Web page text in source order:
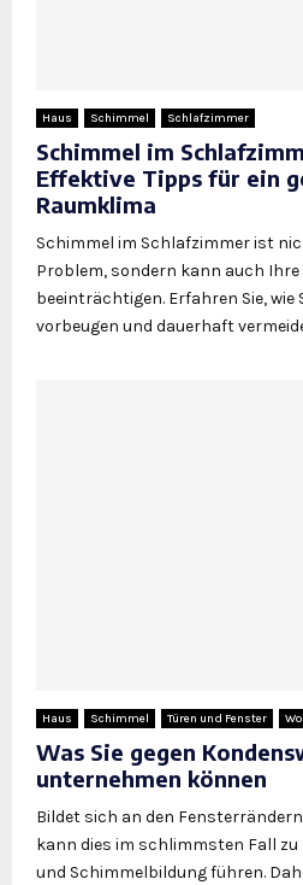
Haus Schimmel Schlafzimmer
Schimmel im
Effektive Tipps für ein
Raumklima
Schimmel im Schlafzimmer ist
Problem, sondern kann auch Ihre
beeinträchtigen. Erfahren Sie, wie
vorbeugen und dauerhaft
Haus Schimmel Türen und Fenster
Was Sie gegen
unternehmen können
Bildet sich an den
kann dies im schlimmsten Fall
und Schimmelbildung führen.